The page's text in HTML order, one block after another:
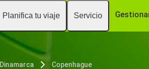
Planifica tu viaje Servicio
Dinamarca Copenhague